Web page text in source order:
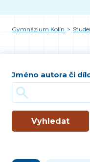
Gymnázium Kolín >
Jméno autora či
Vyhledat